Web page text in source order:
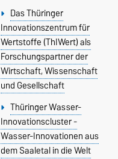
Das Thüringer
Innovationszentrum für
Wertstoffe (ThIWert) als
Forschungspartner der
Wirtschaft, Wissenschaft
und Gesellschaft
Thüringer Wasser-
Innovationscluster -
Wasser-Innovationen aus
dem Saaletal in die Welt